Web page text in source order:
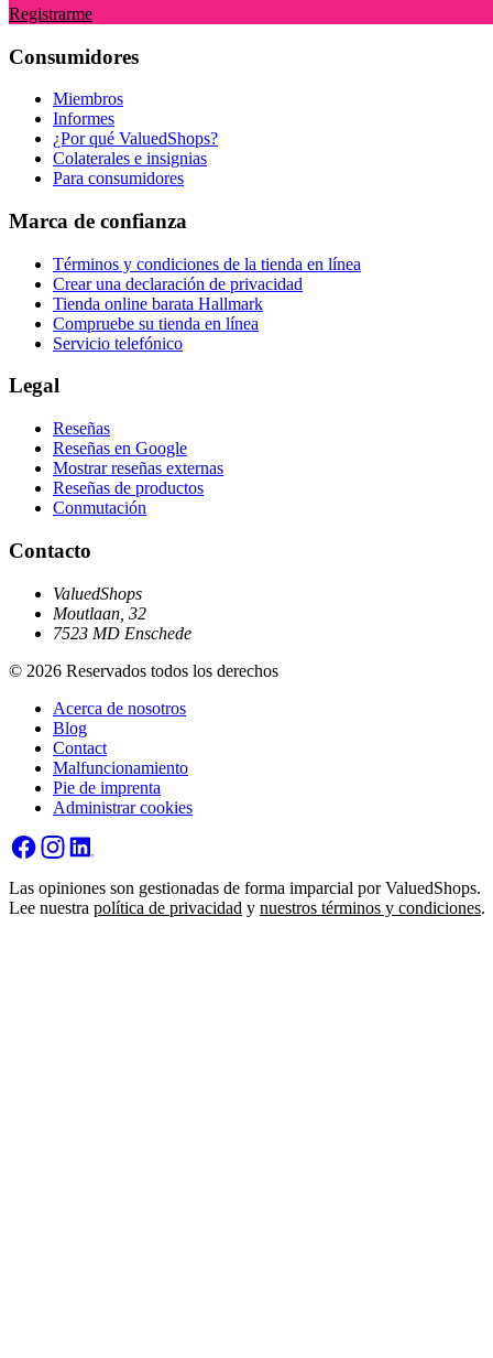
Registrarme
Consumidores
Miembros
Informes
¿Por qué ValuedShops?
Colaterales e insignias
Para consumidores
Marca de confianza
Términos y condiciones de la tienda en línea
Crear una declaración de privacidad
Tienda online barata Hallmark
Compruebe su tienda en línea
Servicio telefónico
Legal
Reseñas
Reseñas en Google
Mostrar reseñas externas
Reseñas de productos
Conmutación
Contacto
ValuedShops
Moutlaan, 32
7523 MD Enschede
© 2026 Reservados todos los derechos
Acerca de nosotros
Blog
Contact
Malfuncionamiento
Pie de imprenta
Administrar cookies
Las opiniones son gestionadas de forma imparcial por ValuedShops.
Lee nuestra política de privacidad y nuestros términos y condiciones.